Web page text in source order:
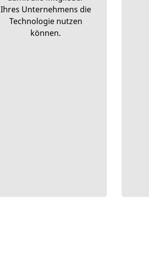
Ihres Unternehmens die
Technologie nutzen
können.